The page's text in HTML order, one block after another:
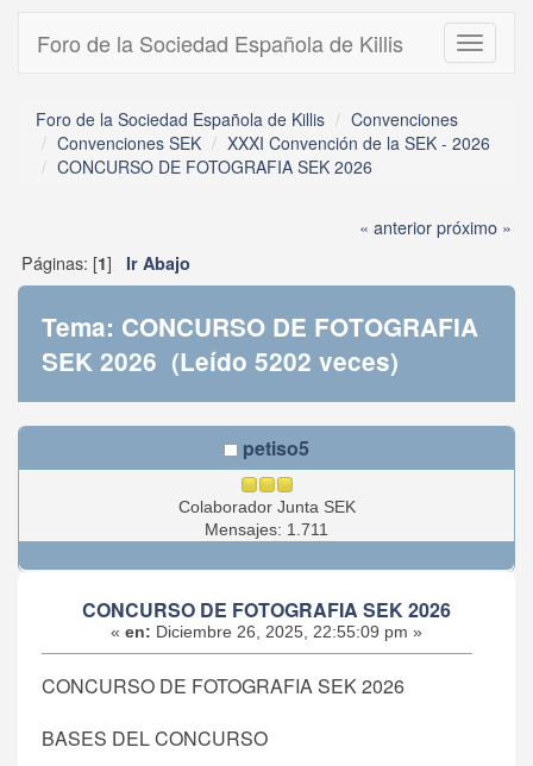
Toggle
Foro de la Sociedad Española de Killis
Foro de la Sociedad Española de Killis
Convenciones
Convenciones SEK
XXXI Convención de la SEK - 2026
CONCURSO DE FOTOGRAFIA SEK 2026
« anteriorpróximo »
Páginas: [1] Ir Abajo
Tema: CONCURSO DE FOTOGRAFIA
SEK 2026 (Leído 5202 veces)
petiso5
Colaborador Junta SEK
Mensajes: 1.711
CONCURSO DE FOTOGRAFIA SEK 2026
« en: Diciembre 26, 2025, 22:55:09 pm »
CONCURSO DE FOTOGRAFIA SEK 2026
BASES DEL CONCURSO